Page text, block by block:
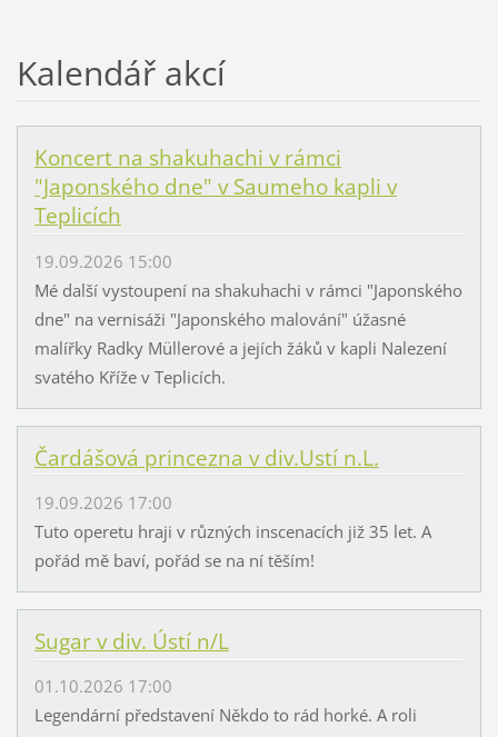
Kalendář akcí
Koncert na shakuhachi v rámci
"Japonského dne" v Saumeho kapli v
Teplicích
19.09.2026 15:00
Mé další vystoupení na shakuhachi v rámci "Japonského
dne" na vernisáži "Japonského malování" úžasné
malířky Radky Müllerové a jejích žáků v kapli Nalezení
svatého Kříže v Teplicích.
Čardášová princezna v div.Ustí n.L.
19.09.2026 17:00
Tuto operetu hraji v různých inscenacích již 35 let. A
pořád mě baví, pořád se na ní těším!
Sugar v div. Ústí n/L
01.10.2026 17:00
Legendární představení Někdo to rád horké. A roli